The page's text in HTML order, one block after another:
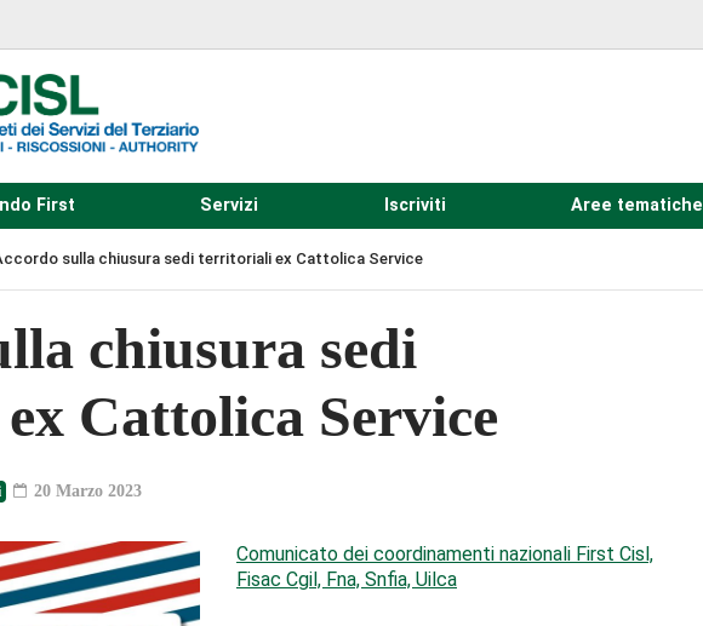
First Servizi Iscriviti Aree tematiche
sulla chiusura sedi territoriali ex Cattolica Service
chiusura sedi
Cattolica Service
20 Marzo 2023
Comunicato dei coordinamenti nazionali First Cisl,
Fisac Cgil, Fna, Snfia, Uilca